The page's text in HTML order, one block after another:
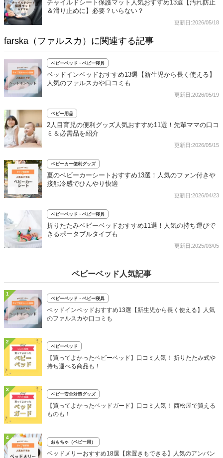
チャイルドシート保護マット人気おすすめ13選【汚れ防止
＆滑り止めに】必要？いらない？
更新日:2026/05/18
farska（ファルスカ）に関連する記事
ベビーベッド・ベビー寝具
ベッドインベッドおすすめ13選【新生児から長く使える】
人気のファルスカや口コミも
更新日:2026/05/19
ベビー用品
2人目育児の便利グッズ人気おすすめ11選！先輩ママの口コ
ミ＆必需品を紹介
更新日:2026/05/15
ベビーカー便利グッズ
夏のベビーカーシートおすすめ13選！人気のファン付きや
接触冷感でひんやり快適
更新日:2026/04/23
ベビーベッド・ベビー寝具
折りたたみベビーベッドおすすめ11選！人気の持ち運びで
きるポータブルタイプも
更新日:2025/03/05
ベビーベッド人気記事
1
ベビーベッド・ベビー寝具
ベッドインベッドおすすめ13選【新生児から長く使える】人気
のファルスカや口コミも
2
ベビーベッド
【買ってよかったベビーベッド】口コミ人気！ 折りたたみ式や
持ち運べる商品も！
3
ベビー安全対策グッズ
【買ってよかったベッドガード】口コミ人気！ 西松屋で買える
ものも！
4
おもちゃ（ベビー用）
ベッドメリーおすすめ18選【床置きもできる】人気のアンパン